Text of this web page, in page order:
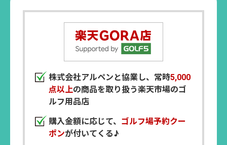
株式会社アルペンと協業し、常時5,000
点以上の商品を取り扱う楽天市場のゴ
ルフ用品店
購入金額に応じて、 ゴルフ場予約クー
ポンが付いてくる♪